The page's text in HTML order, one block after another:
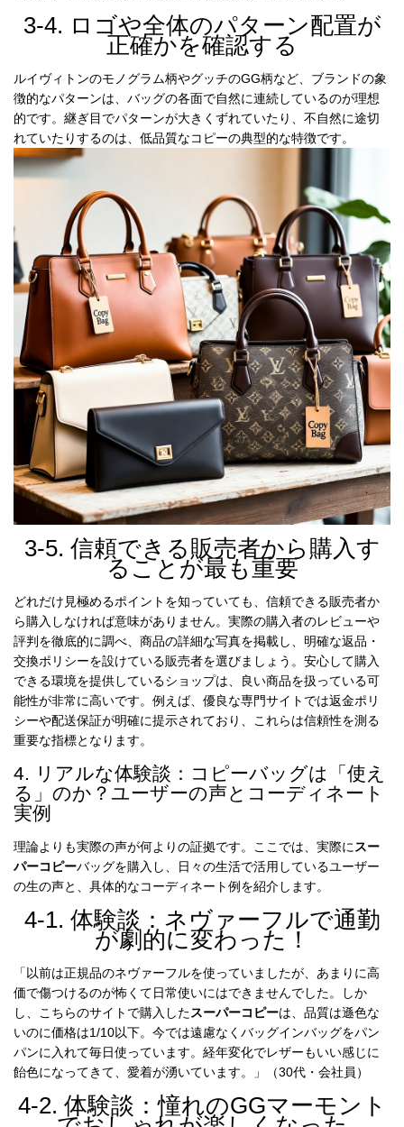
3-4. ロゴや全体のパターン配置が
正確かを確認する
ルイヴィトンのモノグラム柄やグッチのGG柄など、ブランドの象
徴的なパターンは、バッグの各面で自然に連続しているのが理想
的です。継ぎ目でパターンが大きくずれていたり、不自然に途切
れていたりするのは、低品質なコピーの典型的な特徴です。
3-5. 信頼できる販売者から購入す
ることが最も重要
どれだけ見極めるポイントを知っていても、信頼できる販売者か
ら購入しなければ意味がありません。実際の購入者のレビューや
評判を徹底的に調べ、商品の詳細な写真を掲載し、明確な返品・
交換ポリシーを設けている販売者を選びましょう。安心して購入
できる環境を提供しているショップは、良い商品を扱っている可
能性が非常に高いです。例えば、優良な専門サイトでは返金ポリ
シーや配送保証が明確に提示されており、これらは信頼性を測る
重要な指標となります。
4. リアルな体験談：コピーバッグは「使え
る」のか？ユーザーの声とコーディネート
実例
理論よりも実際の声が何よりの証拠です。ここでは、実際に スー
パーコピーバッグを購入し、日々の生活で活用しているユーザー
の生の声と、具体的なコーディネート例を紹介します。
4-1. 体験談：ネヴァーフルで通勤
が劇的に変わった！
「以前は正規品のネヴァーフルを使っていましたが、あまりに高
価で傷つけるのが怖くて日常使いにはできませんでした。しか
し、こちらのサイトで購入したスーパーコピーは、品質は遜色な
いのに価格は1/10以下。今では遠慮なくバッグインバッグをパン
パンに入れて毎日使っています。経年変化でレザーもいい感じに
飴色になってきて、愛着が湧いています。」（30代・会社員）
4-2. 体験談：憧れのGGマーモント